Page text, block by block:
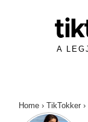
A
Home › TikTokker ›